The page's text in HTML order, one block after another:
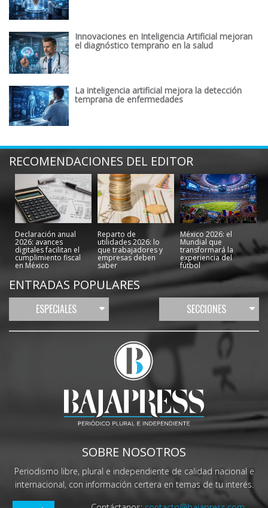
Innovaciones en Inteligencia Artificial mejoran
el diagnóstico temprano en la salud
La inteligencia artificial mejora la detección
temprana de enfermedades
RECOMENDACIONES DEL EDITOR
Declaración anual
2026: avances
digitales facilitan el
cumplimiento fiscal
en México
Reparto de
utilidades 2026: lo
que trabajadores y
empresas deben
saber
México 2026: el
Mundial que
transformará la
experiencia del
fútbol
ENTRADAS POPULARES
ESPECIALES SECCIONES
SOBRE NOSOTROS
Periodismo libre, plural e independiente de calidad nacional e
internacional, con información certera en temas de tu interés.